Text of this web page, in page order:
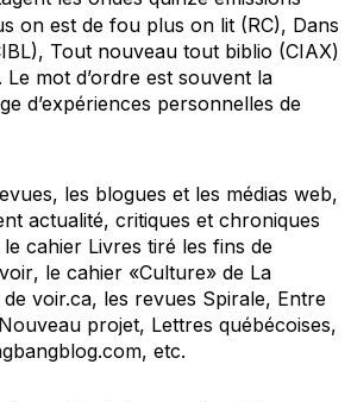
on est de fou plus on lit (RC), Dans
Tout nouveau tout biblio (CIAX)
Le mot d’ordre est souvent la
d’expériences personnelles de
les blogues et les médias web,
actualité, critiques et chroniques
le cahier Livres tiré les fins de
, le cahier «Culture» de La
voir.ca, les revues Spirale, Entre
Nouveau projet, Lettres québécoises,
, etc.